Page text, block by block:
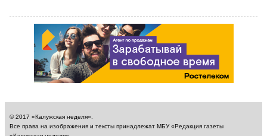
© 2017 «Калужская неделя».
Все права на изображения и тексты принадлежат МБУ «Редакция газеты